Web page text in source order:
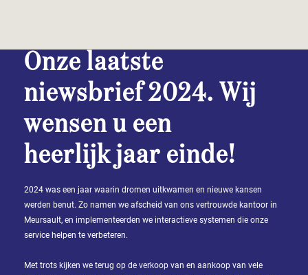
Onze laatste
niewsbrief 2024. Wij
wensen u een
heerlijk jaar einde!
2024 was een jaar waarin dromen uitkwamen en nieuwe kansen
werden benut. Zo namen we afscheid van ons vertrouwde kantoor in
Meursault, en implementeerden we interactieve systemen die onze
service helpen te verbeteren.
Met trots kijken we terug op de verkoop van en aankoop van vele